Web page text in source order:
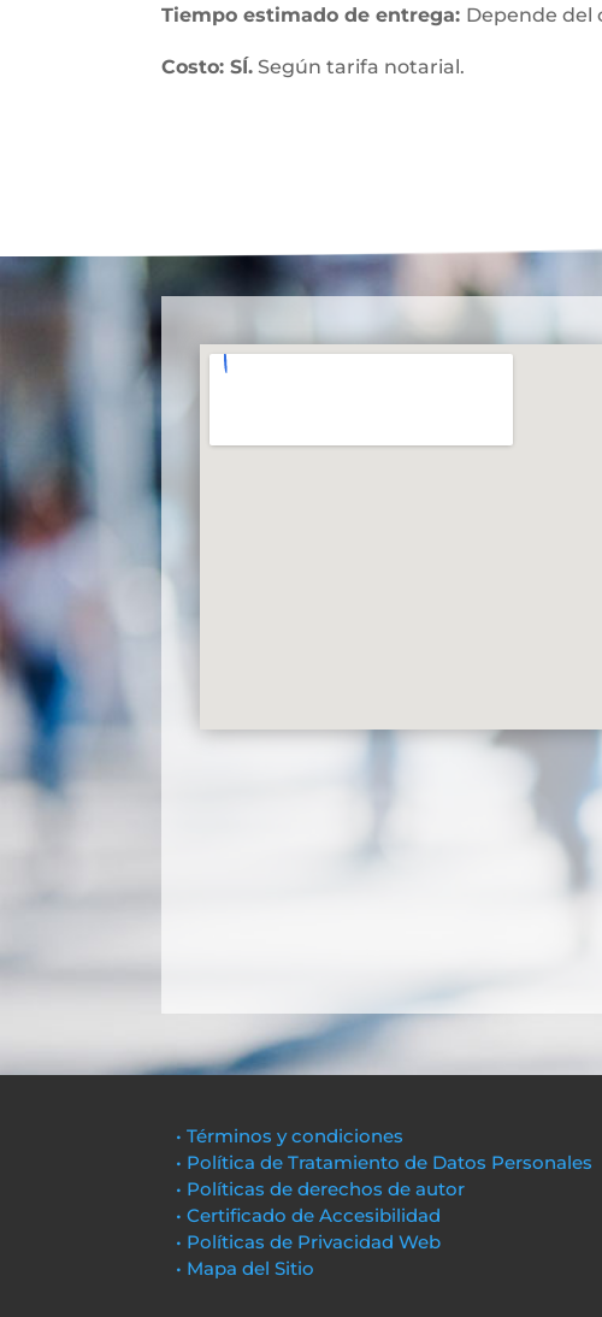
Tiempo estimado de entrega: Depende del
Costo: SÍ. Según tarifa notarial.
• Términos y condiciones
• Política de Tratamiento de Datos Personales
• Políticas de derechos de autor
• Certificado de Accesibilidad
• Políticas de Privacidad Web
• Mapa del Sitio